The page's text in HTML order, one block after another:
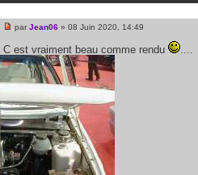
par Jean06» 08 Juin 2020, 14:49
C est vraiment beau comme rendu ....